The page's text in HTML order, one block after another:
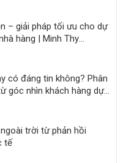
– giải pháp tối ưu cho dự
hàng | Minh Thy
có đáng tin không? Phân
góc nhìn khách hàng dự
trời từ phản hồi
tế